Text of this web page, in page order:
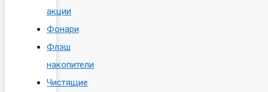
акции
Фонари
Флэш
накопители
Чистящие